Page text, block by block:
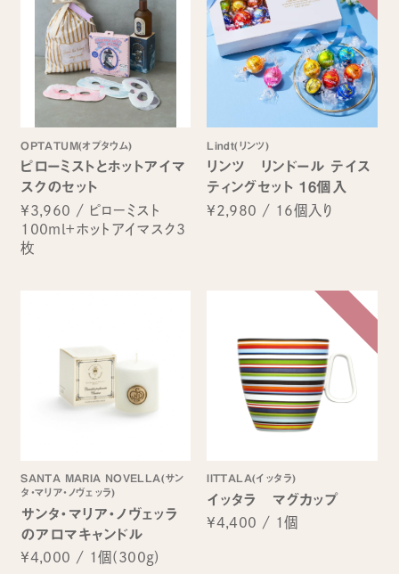
OPTATUM(オプタウム)
ピローミストとホットアイマ
スクのセット
¥3,960 / ピローミスト
100ml＋ホットアイマスク3
枚
Lindt(リンツ)
リンツ リンドール テイス
ティングセット 16個入
¥2,980 / 16個入り
SANTA MARIA NOVELLA(サン
タ・マリア・ノヴェッラ)
サンタ・マリア・ノヴェッラ
のアロマキャンドル
¥4,000 / 1個(300g)
IITTALA(イッタラ)
イッタラ マグカップ
¥4,400 / 1個